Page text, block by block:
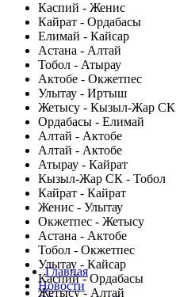
Каспий - Женис
Кайрат - Ордабасы
Елимай - Кайсар
Астана - Алтай
Тобол - Атырау
Актобе - Окжетпес
Улытау - Иртыш
Жетысу - Кызыл-Жар СК
Ордабасы - Елимай
Алтай - Актобе
Алтай - Актобе
Атырау - Кайрат
Кызыл-Жар СК - Тобол
Кайрат - Кайрат
Женис - Улытау
Окжетпес - Жетысу
Астана - Актобе
Тобол - Окжетпес
Улытау - Кайсар
Каспий - Ордабасы
Жетысу - Алтай
Главная
Новости